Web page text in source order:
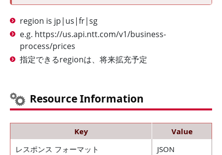
region is jp|us|fr|sg
e.g. https://us.api.ntt.com/v1/business-
process/prices
指定できるregionは、将来拡充予定
Resource Information
Key
Value
レスポンス フォーマット
JSON